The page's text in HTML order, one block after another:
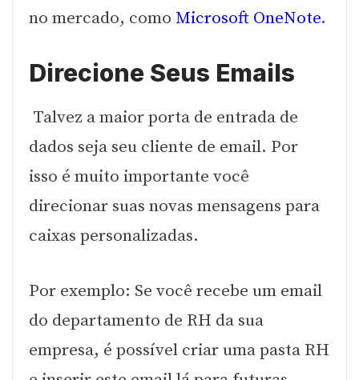
no mercado, como Microsoft OneNote.
Direcione Seus Emails
Talvez a maior porta de entrada de
dados seja seu cliente de email. Por
isso é muito importante você
direcionar suas novas mensagens para
caixas personalizadas.
Por exemplo: Se você recebe um email
do departamento de RH da sua
empresa, é possível criar uma pasta RH